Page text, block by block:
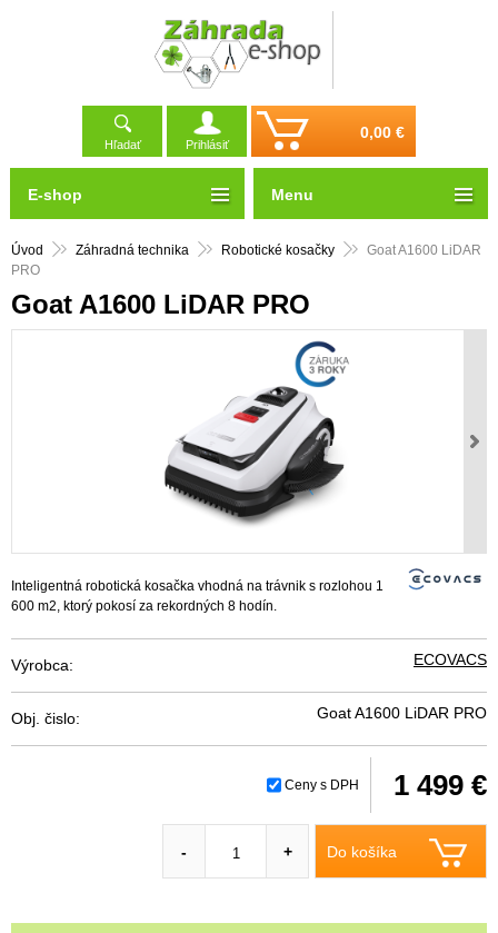
Hľadať Prihlásiť
0,00 €
Úvod Záhradná technika Robotické kosačky
Goat A1600 LiDAR
PRO
Goat A1600 LiDAR PRO
Inteligentná robotická kosačka vhodná na trávnik s rozlohou 1
600 m2, ktorý pokosí za rekordných 8 hodín.
Výrobca: ECOVACS
Obj. čislo: Goat A1600 LiDAR PRO
Ceny s DPH 1 499 €
Do košíka
- +
E-shop Menu